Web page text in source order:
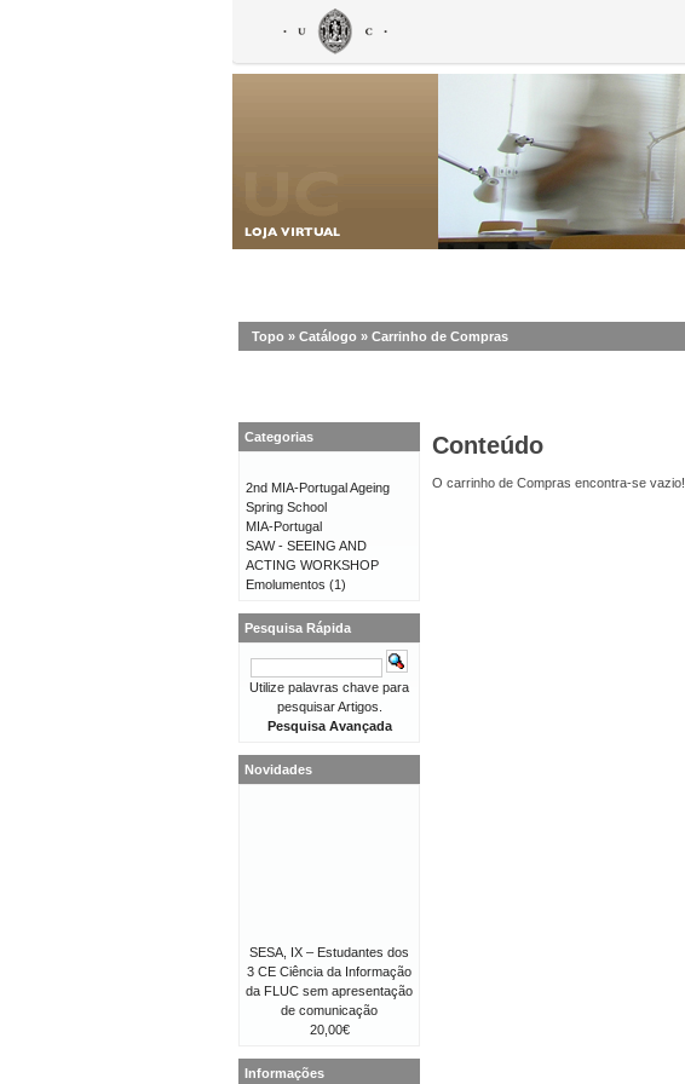
Topo » Catálogo » Carrinho de Compras
Conteúdo
O carrinho de Compras encontra-se vazio!
Categorias
2nd MIA-Portugal Ageing
Spring School
MIA-Portugal
SAW - SEEING AND
ACTING WORKSHOP
Emolumentos (1)
Pesquisa Rápida
Utilize palavras chave para
pesquisar Artigos.
Pesquisa Avançada
Novidades
SESA, IX – Estudantes dos
3 CE Ciência da Informação
da FLUC sem apresentação
de comunicação
20,00€
Informações